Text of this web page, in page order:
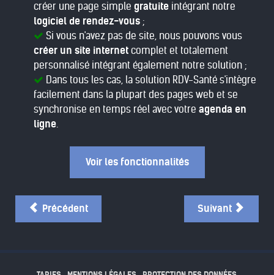
créer une page simple gratuite intégrant notre
logiciel de rendez-vous ;
Si vous n'avez pas de site, nous pouvons vous
créer un site internet complet et totalement
personnalisé intégrant également notre solution ;
Dans tous les cas, la solution RDV-Santé s'intègre
facilement dans la plupart des pages web et se
synchronise en temps réel avec votre agenda en
ligne.
Voir les fonctionnalités
Précédent Suivant